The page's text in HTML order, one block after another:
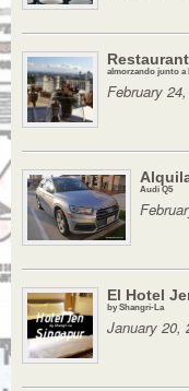
almorzando junto a
February
Audi Q5
El Hotel
by Shangri-La
January 20,